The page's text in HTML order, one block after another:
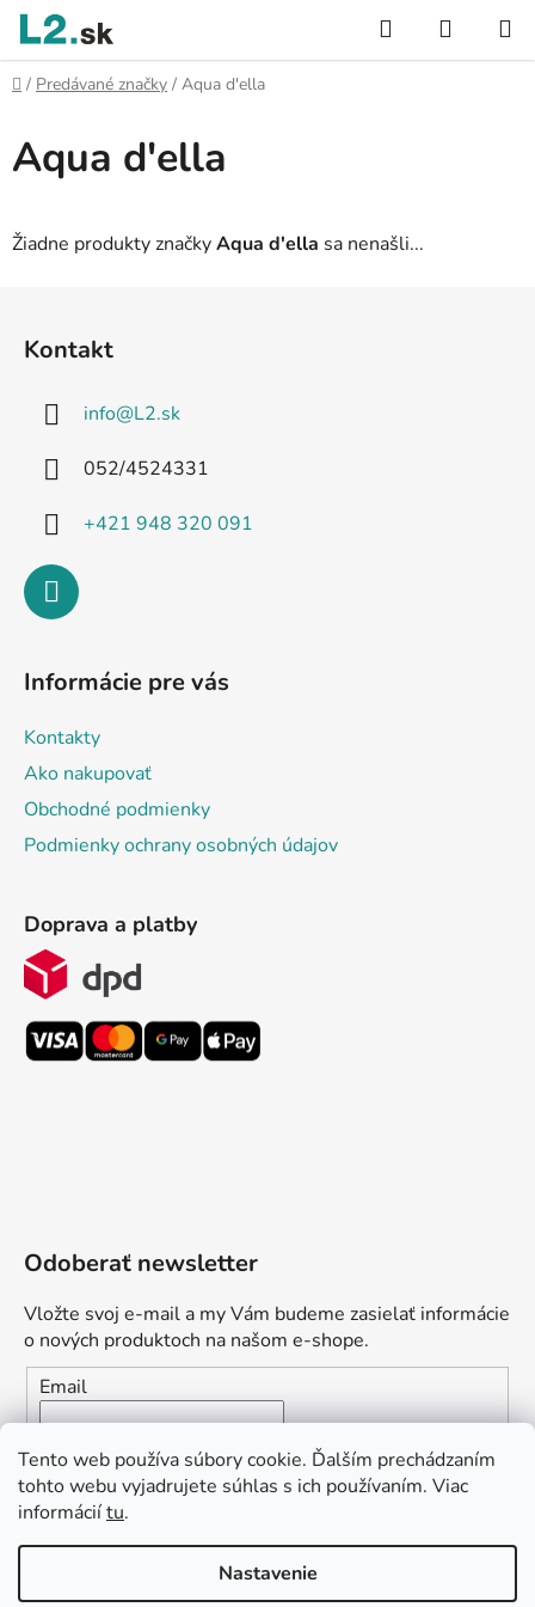
Tento web používa súbory cookie. Ďalším prechádzaním
tohto webu vyjadrujete súhlas s ich používaním. Viac
informáciítu.
Nastavenie
Prejsť
obsah
Hľadať
KOŠÍK
Domov
/ Predávané značky / Aqua d'ella
Aqua d'ella
Žiadne produkty značkyAqua d'ella sa nenašli...
Kontakt
info@L2.sk
052/4524331
+421 948 320 091
Informácie pre vás
Kontakty
Ako nakupovať
Obchodné podmienky
Podmienky ochrany osobných údajov
Doprava a platby
Odoberať newsletter
Vložte svoj e-mail a my Vám budeme zasielať informácie
o nových produktoch na našom e-shope.
Email
Vložením e-mailu súhlasíte s
podmienkami ochrany
osobných údajov
môžem pomôcť?“